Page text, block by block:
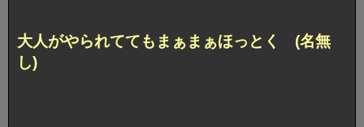
大人がやられててもまぁまぁほっとく (名無
し)